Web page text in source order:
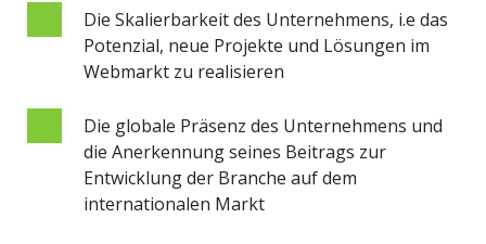
Die Skalierbarkeit des Unternehmens, i.e das
Potenzial, neue Projekte und Lösungen im
Webmarkt zu realisieren
Die globale Präsenz des Unternehmens und
die Anerkennung seines Beitrags zur
Entwicklung der Branche auf dem
internationalen Markt